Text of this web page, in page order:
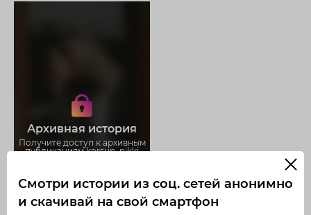
Архивная история
Получите доступ к архивным
публикациям korsun_nikki
Получите доступ к архивным
историям korsun_nikki
Не отвлекайтесь на рекламу
Загружайте истории без
ограничений
Смотри истории из соц. сетей анонимно
и скачивай на свой смартфон